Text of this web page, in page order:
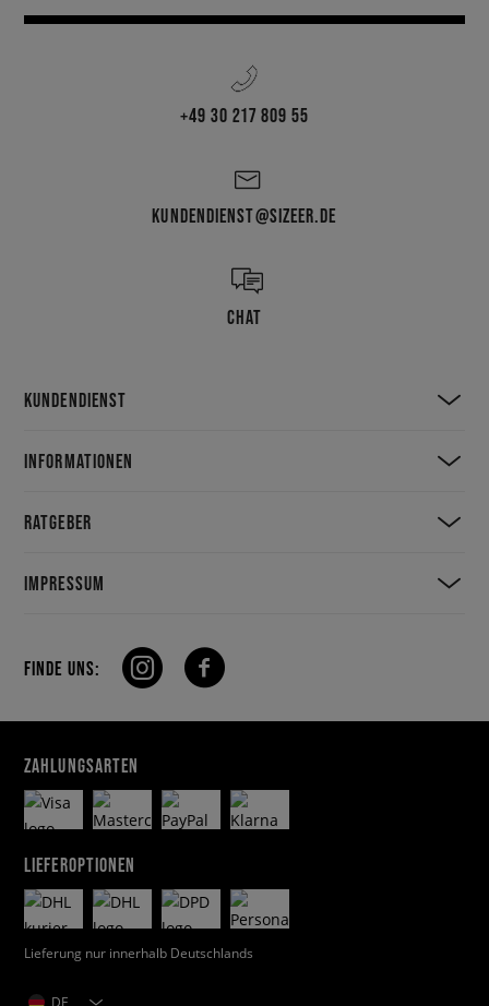
+49 30 217 809 55
KUNDENDIENST@SIZEER.DE
CHAT
KUNDENDIENST
INFORMATIONEN
RATGEBER
IMPRESSUM
FINDE UNS:
ZAHLUNGSARTEN
LIEFEROPTIONEN
Lieferung nur innerhalb Deutschlands
DE